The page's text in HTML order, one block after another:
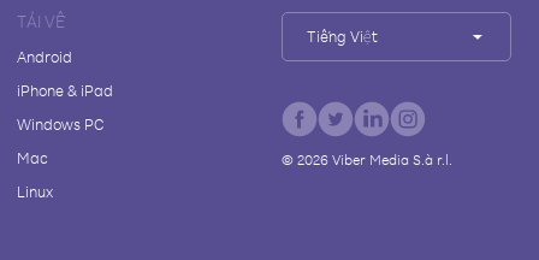
TẢI VỀ
Android
iPhone & iPad
Windows PC
Mac
Linux
Tiếng Việt
© 2026Viber Media S.à r.l.